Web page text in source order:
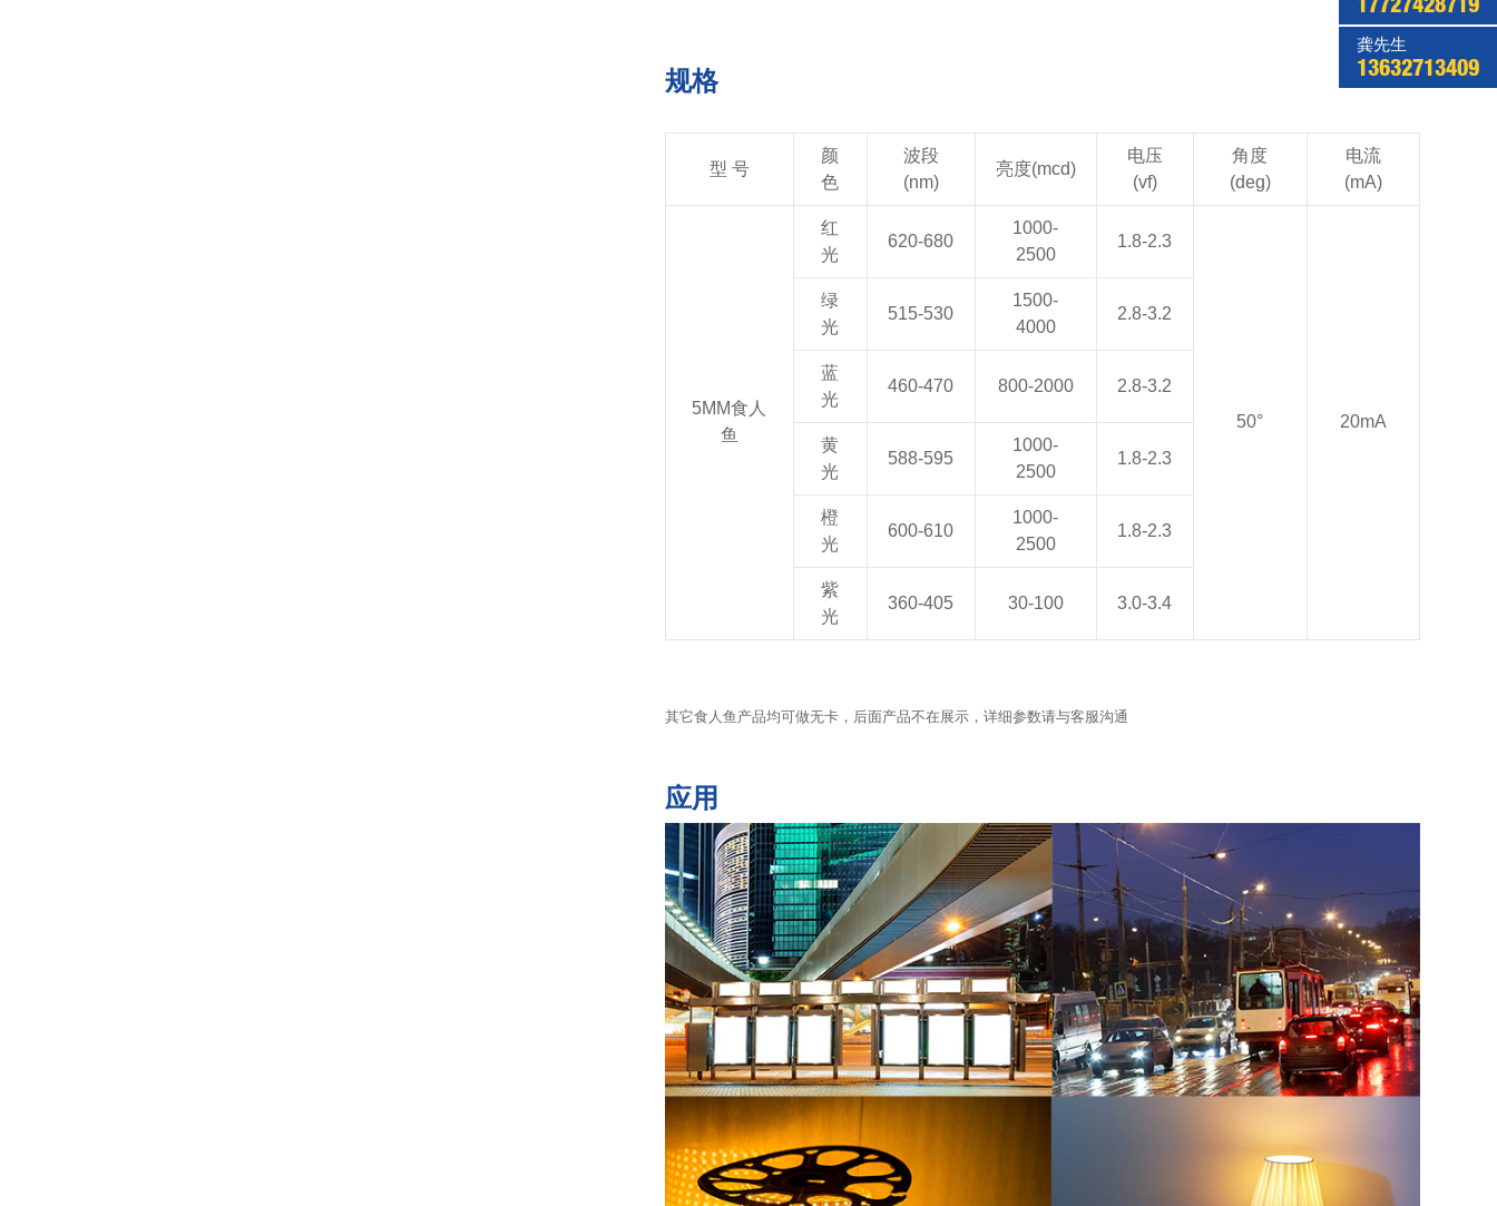
规格
型 号
颜
色
波段
(nm)
亮度(mcd)
电压
(vf)
角度
(deg)
电流
(mA)
5MM食人
鱼
红
光
620-680
1000-
2500
1.8-2.3
50° 20mA
绿
光
515-530
1500-
4000
2.8-3.2
蓝
光
460-470 800-2000 2.8-3.2
黄
光
588-595
1000-
2500
1.8-2.3
橙
光
600-610
1000-
2500
1.8-2.3
紫
光
360-405 30-100 3.0-3.4
其它食人鱼产品均可做无卡，后面产品不在展示，详细参数请与客服沟通
应用
17727428719
龚先生
13632713409